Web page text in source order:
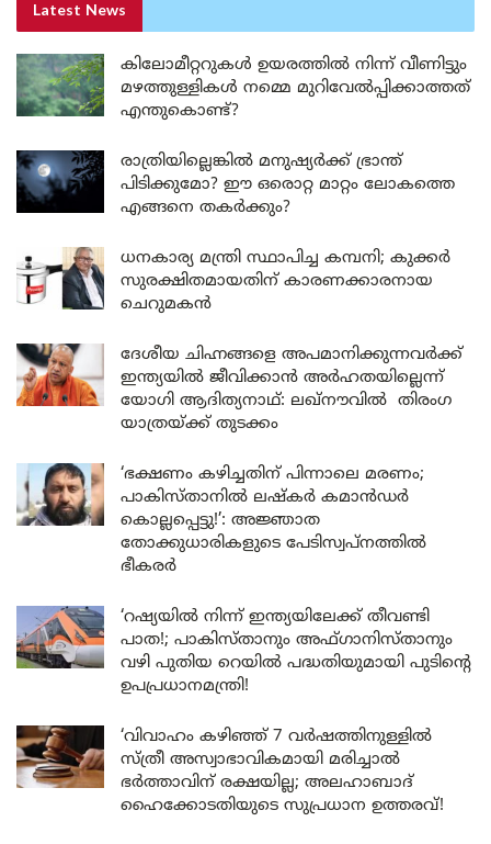
Latest News
കിലോമീറ്ററുകൾ ഉയരത്തിൽ നിന്ന് വീണിട്ടും
മഴത്തുള്ളികൾ നമ്മെ മുറിവേൽപ്പിക്കാത്തത്
എന്തുകൊണ്ട്?
രാത്രിയില്ലെങ്കിൽ മനുഷ്യർക്ക് ഭ്രാന്ത്
പിടിക്കുമോ? ഈ ഒരൊറ്റ മാറ്റം ലോകത്തെ
എങ്ങനെ തകർക്കും?
ധനകാര്യ മന്ത്രി സ്ഥാപിച്ച കമ്പനി; കുക്കർ
സുരക്ഷിതമായതിന് കാരണക്കാരനായ
ചെറുമകൻ
ദേശീയ ചിഹ്നങ്ങളെ അപമാനിക്കുന്നവർക്ക്
ഇന്ത്യയിൽ ജീവിക്കാൻ അർഹതയില്ലെന്ന്
യോഗി ആദിത്യനാഥ്: ലഖ്‌നൗവിൽ തിരംഗ
യാത്രയ്ക്ക് തുടക്കം
‘ഭക്ഷണം കഴിച്ചതിന് പിന്നാലെ മരണം;
പാകിസ്താനിൽ ലഷ്കർ കമാൻഡർ
കൊല്ലപ്പെട്ടു!’: അജ്ഞാത
തോക്കുധാരികളുടെ പേടിസ്വപ്നത്തിൽ
ഭീകരർ
‘റഷ്യയിൽ നിന്ന് ഇന്ത്യയിലേക്ക് തീവണ്ടി
പാത!; പാകിസ്താനും അഫ്ഗാനിസ്താനും
വഴി പുതിയ റെയിൽ പദ്ധതിയുമായി പുടിന്റെ
ഉപപ്രധാനമന്ത്രി!
‘വിവാഹം കഴിഞ്ഞ് 7 വർഷത്തിനുള്ളിൽ
സ്ത്രീ അസ്വാഭാവികമായി മരിച്ചാൽ
ഭർത്താവിന് രക്ഷയില്ല; അലഹാബാദ്
ഹൈക്കോടതിയുടെ സുപ്രധാന ഉത്തരവ്!